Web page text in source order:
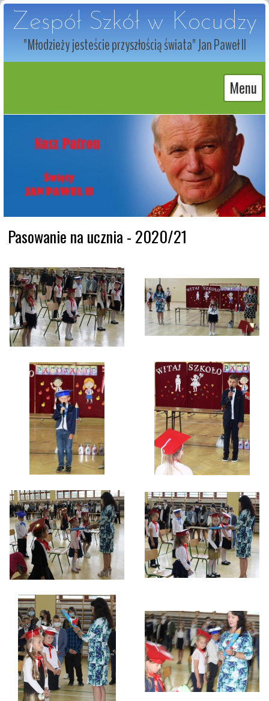
Zespół Szkół w Kocudzy
"Młodzieży jesteście przyszłością świata" Jan Paweł II
Menu
Pasowanie na ucznia - 2020/21